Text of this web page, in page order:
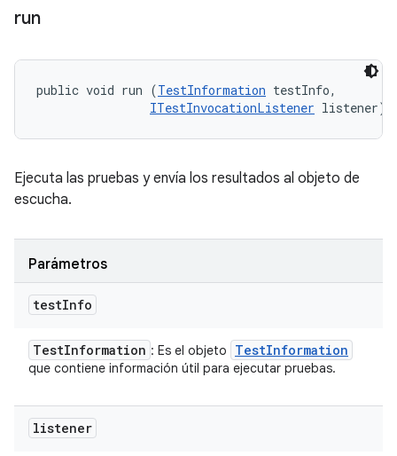
run
public void run (TestInformation testInfo,
ITestInvocationListener listener)
Ejecuta las pruebas y envía los resultados al objeto de
escucha.
Parámetros
testInfo
TestInformation : Es el objeto TestInformation
que contiene información útil para ejecutar pruebas.
listener